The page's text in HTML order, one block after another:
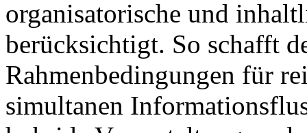
organisatorische und
berücksichtigt. So schafft
Rahmenbedingungen für
simultanen